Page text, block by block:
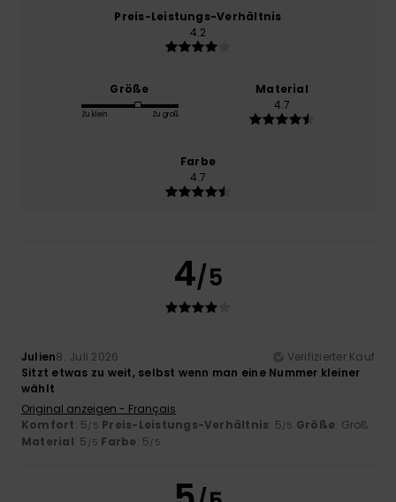
Preis-Leistungs-Verhältnis
4.2
Größe
Zu klein Zu groß
Material
4.7
Farbe
4.7
4/5
Julien8. Juli 2026
Verifizierter Kauf
Sitzt etwas zu weit, selbst wenn man eine Nummer kleiner
wählt
Original anzeigen - Français
Komfort: 5/5 Preis-Leistungs-Verhältnis: 5/5 Größe: Groß
Material: 5 /5 Farbe: 5/5